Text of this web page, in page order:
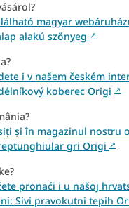
magyar
alakú szőnyeg ↗
i v našem českém
koberec Origi ↗
și în magazinul nostru
gri Origi ↗
pronaći i u našoj
Sivi pravokutni tepih